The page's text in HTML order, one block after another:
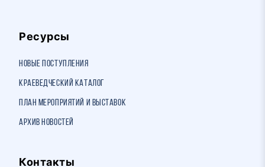
Ресурсы
Новые поступления
Краеведческий каталог
План мероприятий и выставок
Архив новостей
Контакты